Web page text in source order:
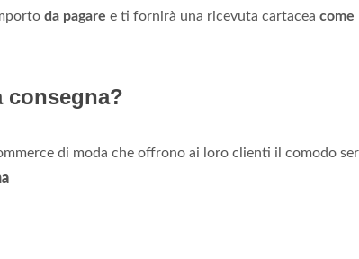
da pagare e ti fornirà una ricevuta cartacea come
consegna?
di moda che offrono ai loro clienti il comodo